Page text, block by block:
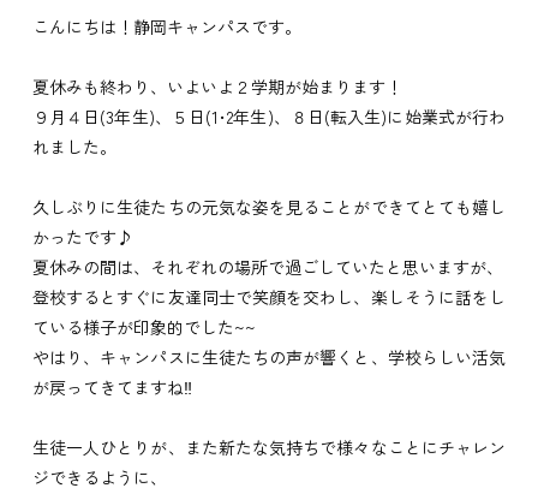
こんにちは！静岡キャンパスです。
夏休みも終わり、いよいよ２学期が始まります！
９月４日(3年生)、５日(1･2年生)、８日(転入生)に始業式が行わ
れました。
久しぶりに生徒たちの元気な姿を見ることができてとても嬉し
かったです♪
夏休みの間は、それぞれの場所で過ごしていたと思いますが、
登校するとすぐに友達同士で笑顔を交わし、楽しそうに話をし
ている様子が印象的でした~~
やはり、キャンパスに生徒たちの声が響くと、学校らしい活気
が戻ってきてますね‼
生徒一人ひとりが、また新たな気持ちで様々なことにチャレン
ジできるように、